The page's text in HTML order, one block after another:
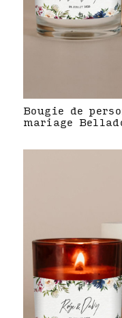
Bougie de
mariage